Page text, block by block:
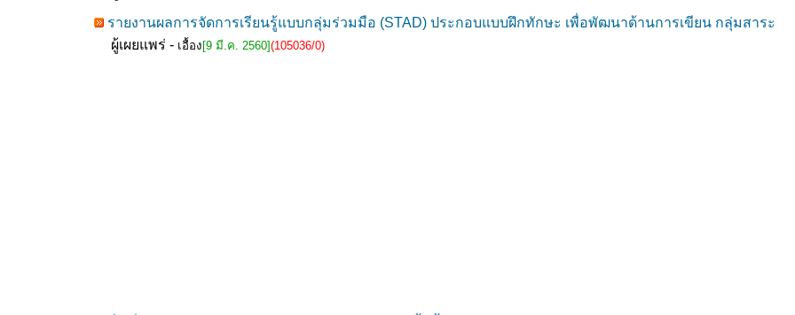
รายงานผลการจัดการเรียนรู้แบบกลุ่มร่วมมือ (STAD) ประกอบแบบฝึกทักษะ เพื่อพัฒนาด้านการเขียน กลุ่มสาระ
ผู้เผยแพร่ - เอื้อง [9 มี.ค. 2560](105036/0)